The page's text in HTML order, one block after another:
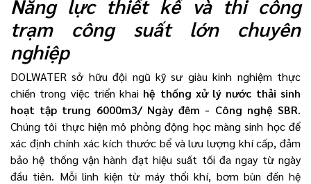
Năng lực thiết kế và thi công
trạm công suất lớn chuyên
nghiệp
DOLWATER sở hữu đội ngũ kỹ sư giàu kinh nghiệm thực
chiến trong việc triển khai hệ thống xử lý nước thải sinh
hoạt tập trung 6000m3/ Ngày đêm - Công nghệ SBR.
Chúng tôi thực hiện mô phỏng động học màng sinh học để
xác định chính xác kích thước bể và lưu lượng khí cấp, đảm
bảo hệ thống vận hành đạt hiệu suất tối đa ngay từ ngày
đầu tiên. Mỗi linh kiện từ máy thổi khí, bơm bùn đến hệ